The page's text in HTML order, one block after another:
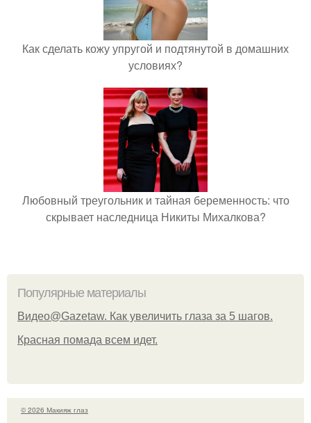
Как сделать кожу упругой и подтянутой в домашних
условиях?
Любовный треугольник и тайная беременность: что
скрывает наследница Никиты Михалкова?
Популярные материалы
Видео@Gazetaw. Как увеличить глаза за 5 шагов.
Красная помада всем идет.
© 2026 Макияж глаз